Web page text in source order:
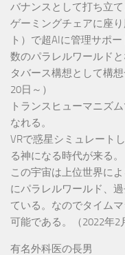
バナンスとして打ち立
ゲーミングチェアに座
ト）で超AIに管理サポ
数のパラレルワールド
タバース構想として構
20日～）
トランスヒューマニズ
なれる。
VRで惑星シミュレート
る神になる時代が来る
この宇宙は上位世界に
にパラレルワールド、
ている。なのでタイム
可能である。（2022年2
有名外科医の長男